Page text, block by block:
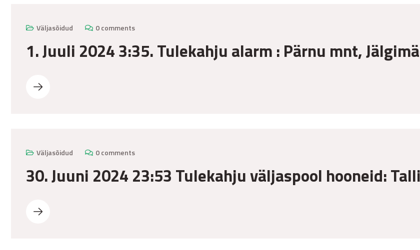
Väljasõidud 0 comments
1. Juuli 2024 3:35. Tulekahju alarm : Pärnu mnt,
Väljasõidud 0 comments
30. Juuni 2024 23:53 Tulekahju väljaspool hooneid: